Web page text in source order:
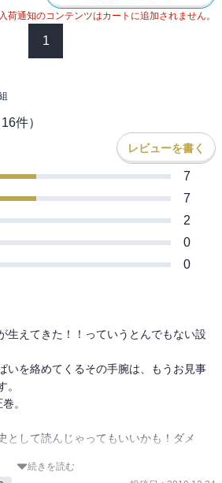
荷通知のコンテンツはカートに追加されません。
1
16件）
レビューを書く
7
7
2
0
0
生えてきた！！っていうとんでもない設
いを絡めてくるその手腕は、もうお見事
。
。
として読んじゃってもいいかも！ダメ
続きを読む